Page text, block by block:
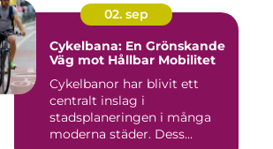
02. sep
Cykelbana: En Grönskande
Väg mot Hållbar Mobilitet
Cykelbanor har blivit ett
centralt inslag i
stadsplaneringen i många
moderna städer. Dess...